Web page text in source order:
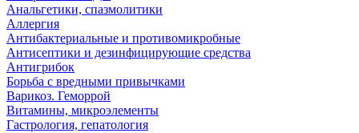
Анальгетики, спазмолитики
Аллергия
Антибактериальные и противомикробные
Антисептики и дезинфицирующие средства
Антигрибок
Борьба с вредными привычками
Варикоз. Геморрой
Витамины, микроэлементы
Гастрология, гепатология